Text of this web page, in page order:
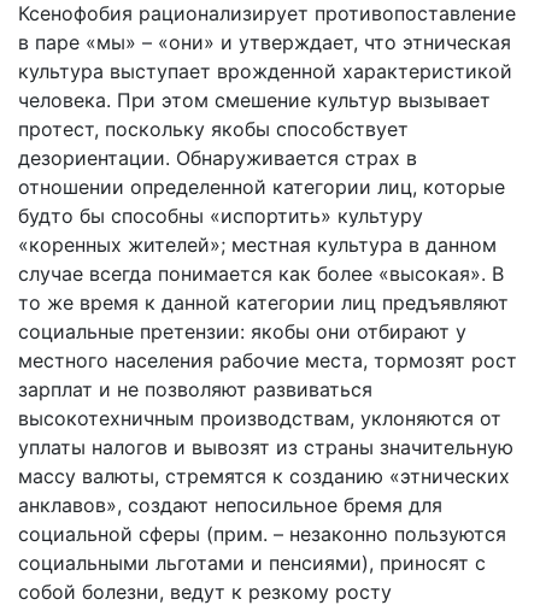
Ксенофобия рационализирует противопоставление
в паре «мы» – «они» и утверждает, что этническая
культура выступает врожденной характеристикой
человека. При этом смешение культур вызывает
протест, поскольку якобы способствует
дезориентации. Обнаруживается страх в
отношении определенной категории лиц, которые
будто бы способны «испортить» культуру
«коренных жителей»; местная культура в данном
случае всегда понимается как более «высокая». В
то же время к данной категории лиц предъявляют
социальные претензии: якобы они отбирают у
местного населения рабочие места, тормозят рост
зарплат и не позволяют развиваться
высокотехничным производствам, уклоняются от
уплаты налогов и вывозят из страны значительную
массу валюты, стремятся к созданию «этнических
анклавов», создают непосильное бремя для
социальной сферы (прим. – незаконно пользуются
социальными льготами и пенсиями), приносят с
собой болезни, ведут к резкому росту